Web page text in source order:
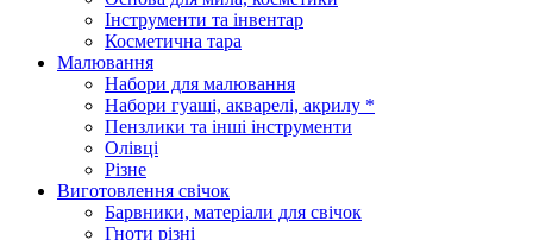
Інструменти та інвентар
Косметична тара
Малювання
Набори для малювання
Набори гуаші, акварелі, акрилу *
Пензлики та інші інструменти
Олівці
Різне
Виготовлення свічок
Барвники, матеріали для свічок
Гноти різні